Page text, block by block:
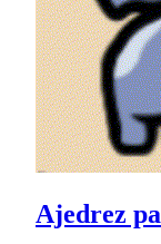
Ajedrez